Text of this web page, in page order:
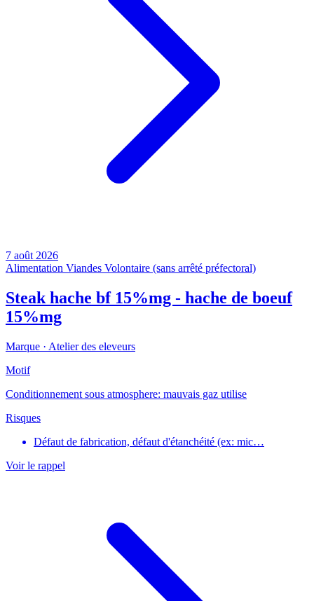
7 août 2026
Alimentation Viandes Volontaire (sans arrêté préfectoral)
Steak hache bf 15%mg - hache de boeuf
15%mg
Marque · Atelier des eleveurs
Motif
Conditionnement sous atmosphere: mauvais gaz utilise
Risques
Défaut de fabrication, défaut d'étanchéité (ex: mic…
Voir le rappel